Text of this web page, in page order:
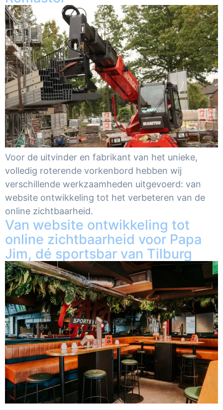
Voor de uitvinder en fabrikant van het unieke,
volledig roterende vorkenbord hebben wij
verschillende werkzaamheden uitgevoerd: van
website ontwikkeling tot het verbeteren van de
online zichtbaarheid.
Van website ontwikkeling tot
online zichtbaarheid voor Papa
Jim, dé sportsbar van Tilburg